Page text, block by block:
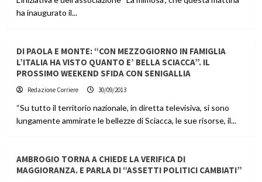
ha inaugurato il...
DI PAOLA E MONTE: “CON MEZZOGIORNO IN FAMIGLIA
L’ITALIA HA VISTO QUANTO E’ BELLA SCIACCA”. IL
PROSSIMO WEEKEND SFIDA CON SENIGALLIA
Redazione Corriere 30/09/2013
“Su tutto il territorio nazionale, in diretta televisiva, si sono
lungamente ammirate le bellezze di Sciacca, le sue risorse, il...
AMBROGIO TORNA A CHIEDE LA VERIFICA DI
MAGGIORANZA. E PARLA DI “ASSETTI POLITICI CAMBIATI”